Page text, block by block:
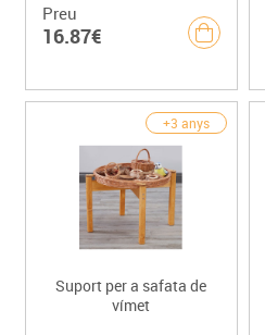
Preu
16.87€
+3 anys
Suport per a safata de
vímet